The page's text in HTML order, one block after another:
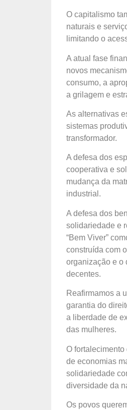
O capitalismo
naturais e
limitando o
A atual fase
novos
consumo, a
a grilagem e
As alternativas
sistemas
transformador.
A defesa dos
cooperativa e
mudança da
industrial.
A defesa dos
solidariedade e
“Bem Viver”
construída com
organização e o
decentes.
Reafirmamos a
garantia do
a liberdade de
das mulheres.
O
de economias
solidariedade
diversidade da
Os povos